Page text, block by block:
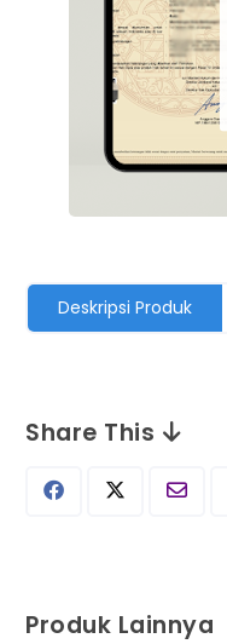
Deskripsi Produk
Share This
Produk Lainnya